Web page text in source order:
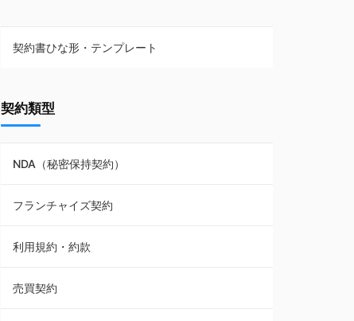
契約書ひな形・テンプレート
NDA（秘密保持契約）
業務委託契約
利用規約・約款
覚書・合意書・同意書
承諾書
契約類型
NDA（秘密保持契約）
フランチャイズ契約
利用規約・約款
売買契約